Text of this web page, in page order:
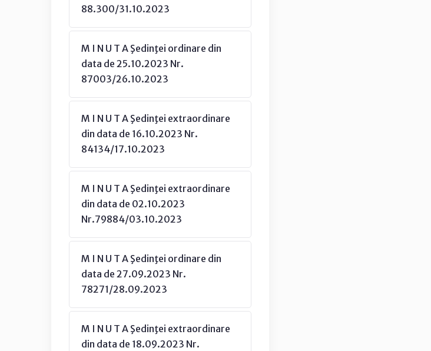
88.300/31.10.2023
M I N U T A Şedinţei ordinare din
data de 25.10.2023 Nr.
87003/26.10.2023
M I N U T A Şedinţei extraordinare
din data de 16.10.2023 Nr.
84134/17.10.2023
M I N U T A Şedinţei extraordinare
din data de 02.10.2023
Nr.79884/03.10.2023
M I N U T A Şedinţei ordinare din
data de 27.09.2023 Nr.
78271/28.09.2023
M I N U T A Şedinţei extraordinare
din data de 18.09.2023 Nr.